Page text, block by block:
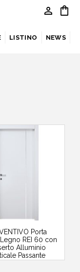
person shopping_bag
LISTINO NEWS
Porta
REI 60 con
Alluminio
Passante